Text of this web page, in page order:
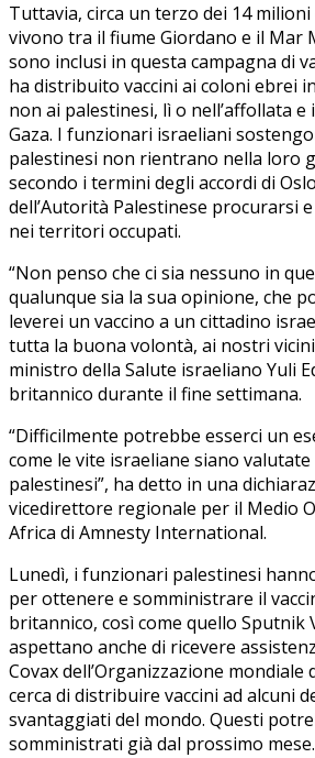
Tuttavia, circa un terzo dei 14
vivono tra il fiume Giordano e il Mar
sono inclusi in questa campagna di
ha distribuito vaccini ai coloni ebrei
non ai palestinesi, lì o nell’affollata
Gaza. I funzionari israeliani
palestinesi non rientrano nella loro
secondo i termini degli accordi di
dell’Autorità Palestinese procurarsi
nei territori occupati.
“Non penso che ci sia nessuno in
qualunque sia la sua opinione, che
leverei un vaccino a un cittadino
tutta la buona volontà, ai nostri
ministro della Salute israeliano Yuli
britannico durante il fine settimana.
“Difficilmente potrebbe esserci un
come le vite israeliane siano
palestinesi”, ha detto in una
vicedirettore regionale per il Medio
Africa di Amnesty International.
Lunedì, i funzionari palestinesi
per ottenere e somministrare il
britannico, così come quello Sputnik
aspettano anche di ricevere
Covax dell’Organizzazione mondiale
cerca di distribuire vaccini ad alcuni
svantaggiati del mondo. Questi
somministrati già dal prossimo mese.